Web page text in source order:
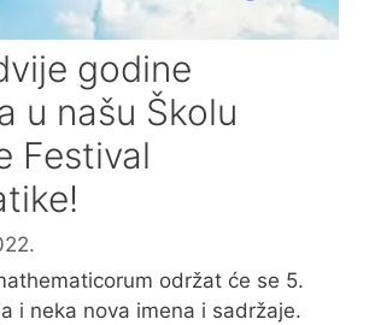
godine
u našu Školu
Festival
održat će se 5.
i neka nova imena i sadržaje.